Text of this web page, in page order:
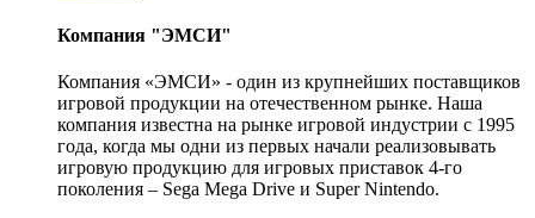
Компания "ЭМСИ"
Компания «ЭМСИ» - один из крупнейших поставщиков
игровой продукции на отечественном рынке. Наша
компания известна на рынке игровой индустрии с 1995
года, когда мы одни из первых начали реализовывать
игровую продукцию для игровых приставок 4-го
поколения – Sega Mega Drive и Super Nintendo.